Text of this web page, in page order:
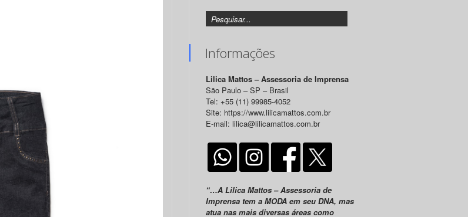
Informações
Lilica Mattos – Assessoria de Imprensa
São Paulo – SP – Brasil
Tel: +55 (11) 99985-4052
Site: https://www.lilicamattos.com.br
E-mail: lilica@lilicamattos.com.br
“…A Lilica Mattos – Assessoria de
Imprensa tem a MODA em seu DNA, mas
atua nas mais diversas áreas como